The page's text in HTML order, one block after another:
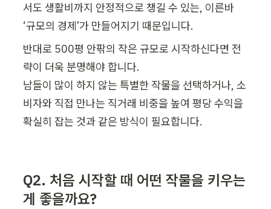
서도 생활비까지 안정적으로 챙길 수 있는, 이른바
‘규모의 경제’가 만들어지기 때문입니다.
반대로 500평 안팎의 작은 규모로 시작하신다면 전
략이 더욱 분명해야 합니다.
남들이 많이 하지 않는 특별한 작물을 선택하거나, 소
비자와 직접 만나는 직거래 비중을 높여 평당 수익을
확실히 잡는 것과 같은 방식이 필요합니다.
Q2. 처음 시작할 때 어떤 작물을 키우는
게 좋을까요?